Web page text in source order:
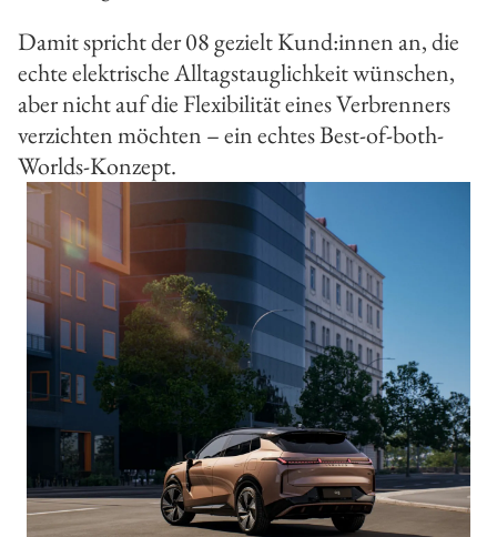
Damit spricht der 08 gezielt Kund:innen an, die
echte elektrische Alltagstauglichkeit wünschen,
aber nicht auf die Flexibilität eines Verbrenners
verzichten möchten – ein echtes Best-of-both-
Worlds-Konzept.